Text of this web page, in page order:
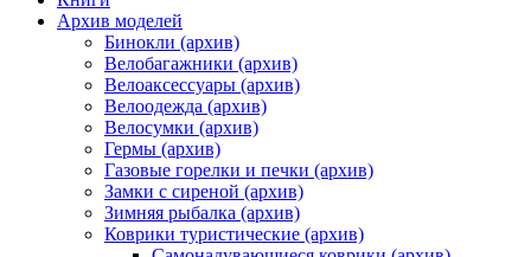
Архив моделей
Бинокли (архив)
Велобагажники (архив)
Велоаксессуары (архив)
Велоодежда (архив)
Велосумки (архив)
Гермы (архив)
Газовые горелки и печки (архив)
Замки с сиреной (архив)
Зимняя рыбалка (архив)
Коврики туристические (архив)